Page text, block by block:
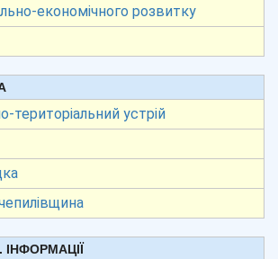
економічного розвитку
територіальний устрій